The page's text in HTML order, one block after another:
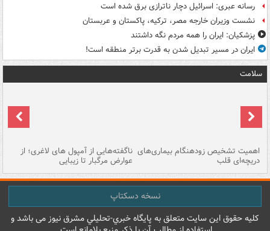
رسانه عبری: اسرائیل دچار ناترازی برق شده است
نشست وزیران خارجه مصر، ترکیه، پاکستان و عربستان
پزشکیان: ایران را همه مردم نگه داشتند
ایران در مسیر تبدیل شدن به قدرت برتر منطقه است!
سلامت
اهمیت تشخیص زودهنگام بیماری‌های
دریچه‌ای قلب
ناگفته‌هایی از آمپول های لاغری؛ از
عوارض مرگبار تا زیبایی
نسخه دسکتاپ
کليه حقوق اين سايت متعلق به پایگاه خبري-تحليلي مشرق نيوز می باشد و